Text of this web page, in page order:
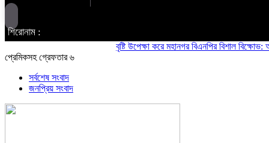
শিরোনাম :
বৃষ্টি উপেক্ষা করে মহানগর বিএনপির বিশাল বিক্ষোভ:
প্রেমিকসহ গ্রেফতার ৬
সর্বশেষ সংবাদ
জনপ্রিয় সংবাদ